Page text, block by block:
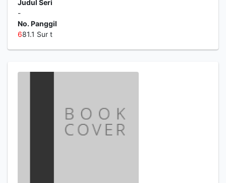
Judul Seri
-
No. Panggil
681.1 Sur t